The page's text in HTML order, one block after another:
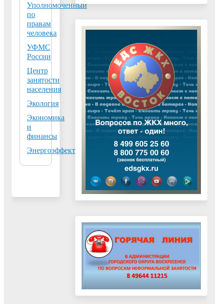
Уполномоченный
по
правам
человека
УФМС
России
Центр
занятости
населения
Экология
Экономика
и
финансы
Энергоэффективность